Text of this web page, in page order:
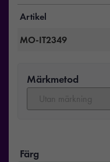
Artikel
MO-IT2349
Märkmetod
Färg